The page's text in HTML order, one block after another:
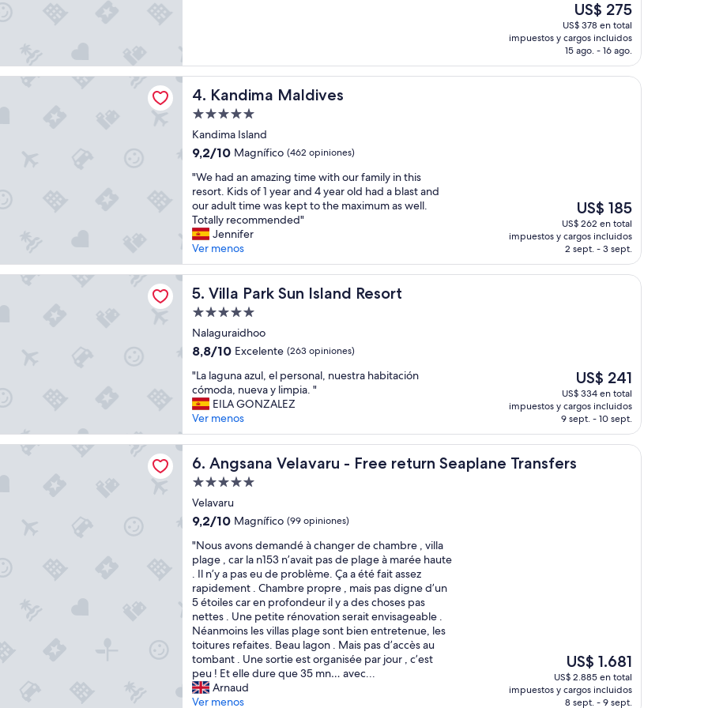
t
o
y
,
l
a
g
o
o
n
o
r
u
n
s
e
t
w
o
n
t
m
a
k
e
a
b
g
d
f
f
r
e
n
c
e
"
El
precio
actual
es
de
US$ 275
US$ 275
US$ 378 en total
impuestos y cargos incluidos
15 ago. - 16 ago.
4. Kandima Maldives
Kandima Maldives
Propiedad
de
5.0
Kandima Island
9.2
10,
Magnífico,
(462
opiniones)
9,2/10 Magnífico (462 opiniones)
"
W
e
h
a
d
a
n
a
m
a
z
i
g
t
i
m
e
w
i
h
o
u
f
a
m
i
l
y
i
n
t
h
i
s
"We had an amazing time with our family in this
resort. Kids of 1 year and 4 year old had a blast and
our adult time was kept to the maximum as well.
Totally recommended"
Jennifer
Ver menos
El
precio
actual
es
de
US$ 185
US$ 185
US$ 262 en total
impuestos y cargos incluidos
2 sept. - 3 sept.
5. Villa Park Sun Island Resort
Villa Park Sun Island Resort
Propiedad
de
5.0
Nalaguraidhoo
8.8
10,
Excelente,
(263
opiniones)
8,8/10 Excelente (263 opiniones)
"
L
a
l
a
g
u
a
a
z
l
,
e
l
p
e
r
s
o
n
a
l
"La laguna azul, el personal, nuestra habitación
cómoda, nueva y limpia. "
EILA GONZALEZ
Ver menos
El
precio
actual
es
de
US$ 241
US$ 241
US$ 334 en total
impuestos y cargos incluidos
9 sept. - 10 sept.
Sun Island Resort
6. Angsana Velavaru - Free return Seaplane Transfers
Angsana Velavaru - Free return Seaplane Transfers
Propiedad
de
5.0
Velavaru
9.2
10,
Magnífico,
(99
opiniones)
9,2/10 Magnífico (99 opiniones)
"
N
u
s
a
v
o
n
s
d
e
"Nous avons demandé à changer de chambre , villa
plage , car la n153 n’avait pas de plage à marée haute
. Il n’y a pas eu de problème. Ça a été fait assez
rapidement . Chambre propre , mais pas digne d’un
5 étoiles car en profondeur il y a des choses pas
nettes . Une petite rénovation serait envisageable .
Néanmoins les villas plage sont bien entretenue, les
toitures refaites. Beau lagon . Mais pas d’accès au
tombant . Une sortie est organisée par jour , c’est
peu ! Et elle dure que 35 mn… avec...
Arnaud
Ver menos
El
precio
actual
es
US$ 1.681
US$ 2.885 en total
impuestos y cargos incluidos
8 sept. - 9 sept.
- Free return Seaplane Transfers